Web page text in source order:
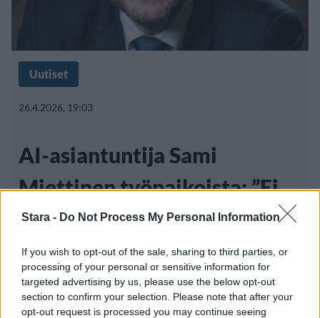
Stara - Do Not Process My Personal Information
If you wish to opt-out of the sale, sharing to third parties, or
processing of your personal or sensitive information for
targeted advertising by us, please use the below opt-out
section to confirm your selection. Please note that after your
opt-out request is processed you may continue seeing
Uutiset
26.4.2026, 19:03
AI-asiantuntija Sami
Miettinen työpaikoista: ”Ei
ole ihmisoikeus olla
hyödyttömänä”
Tekoälyn käyttäminen on kasvanut viime